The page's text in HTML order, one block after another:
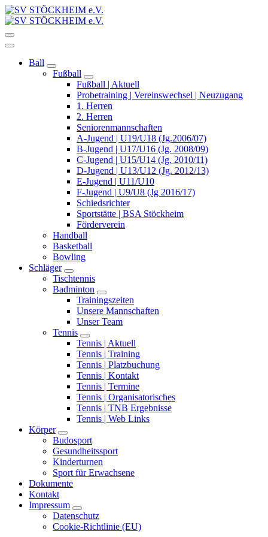
Zum
Inhalt
springen
Ball
Fußball
Fußball | Aktuell
Probetraining | Vereinswechsel | Neuzugang
1. Herren
2. Herren
Seniorenmannschaften
A-Jugend | U19/U18 (Jg.2006/07)
B-Jugend | U17/U16 (Jg. 2008/09)
C-Jugend | U15/U14 (Jg. 2010/11)
D-Jugend | U13/U12 (Jg. 2012/13)
E-Jugend | U11/U10
F-Jugend | U9/U8 (Jg 2016/17)
Schiedsrichter
Sportstätte | BSA Stöckheim
Förderverein
Handball
Basketball
Bowling
Schläger
Tischtennis
Badminton
Trainingszeiten
Unsere Mannschaften
Unser Team
Tennis
Tennis | Aktuell
Tennis | Training
Tennis | Platzbuchung
Tennis | Kontakt
Tennis | Termine
Tennis | Organisatorisches
Tennis | TNB Ergebnisse
Tennis | Web Links
Körper
Budosport
Gesundheitssport
Kinderturnen
Sport für Erwachsene
Dokumente
Kontakt
Impressum
Datenschutz
Cookie-Richtlinie (EU)